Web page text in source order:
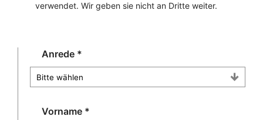
verwendet. Wir geben sie nicht an Dritte weiter.
Anrede *
Vorname *